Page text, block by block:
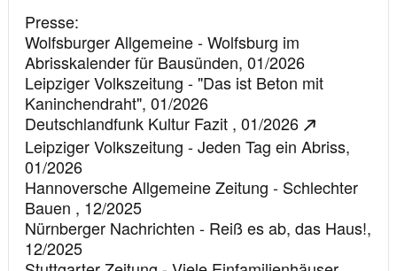
Presse
Wolfsburger Allgemeine - Wolfsburg im
Abrisskalender für Bausünden, 01/2026
Leipziger Volkszeitung - "Das ist Beton mit
Kaninchendraht", 01/2026
Deutschlandfunk Kultur Fazit , 01/2026
Leipziger Volkszeitung - Jeden Tag ein Abriss,
01/2026
Hannoversche Allgemeine Zeitung - Schlechter
Bauen , 12/2025
Nürnberger Nachrichten - Reiß es ab, das Haus!,
12/2025